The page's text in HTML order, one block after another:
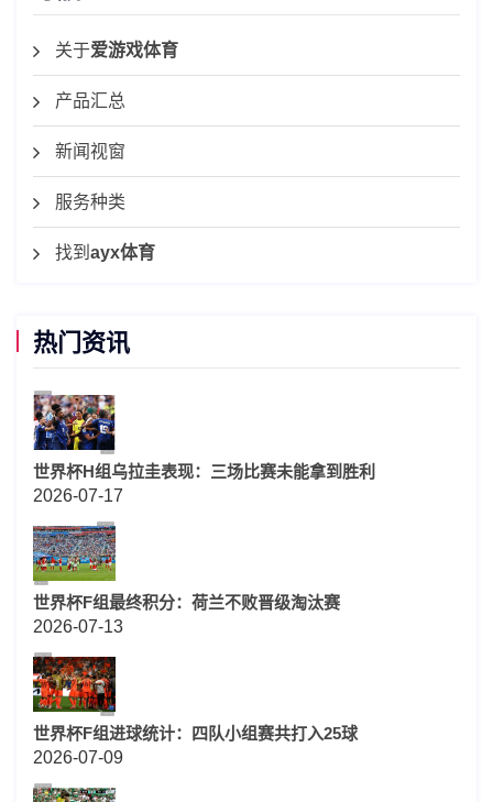
关于爱游戏体育
产品汇总
新闻视窗
服务种类
找到 ayx体育
热门资讯
世界杯H组乌拉圭表现：三场比赛未能拿到胜利
2026-07-17
世界杯F组最终积分：荷兰不败晋级淘汰赛
2026-07-13
世界杯F组进球统计：四队小组赛共打入25球
2026-07-09